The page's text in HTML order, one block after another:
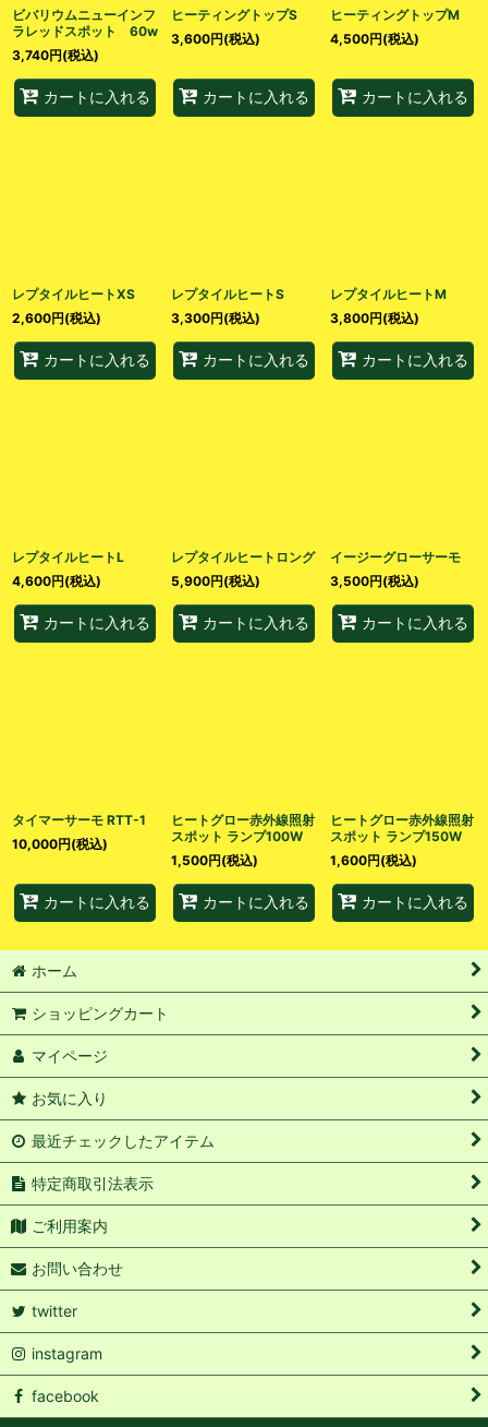
ビバリウムニューインフ
ラレッドスポット 60w
3,740円(税込)
カートに入れる
ヒーティングトップS
3,600円(税込)
カートに入れる
ヒーティングトップM
4,500円(税込)
カートに入れる
レプタイルヒートXS
2,600円(税込)
カートに入れる
レプタイルヒートS
3,300円(税込)
カートに入れる
レプタイルヒートM
3,800円(税込)
カートに入れる
レプタイルヒートL
4,600円(税込)
カートに入れる
レプタイルヒートロング
5,900円(税込)
カートに入れる
イージーグローサーモ
3,500円(税込)
カートに入れる
タイマーサーモ RTT-1
10,000円(税込)
カートに入れる
ヒートグロー赤外線照射
スポット ランプ100W
1,500円(税込)
カートに入れる
ヒートグロー赤外線照射
スポット ランプ150W
1,600円(税込)
カートに入れる
ホーム
ショッピングカート
マイページ
お気に入り
最近チェックしたアイテム
特定商取引法表示
ご利用案内
お問い合わせ
twitter
instagram
facebook